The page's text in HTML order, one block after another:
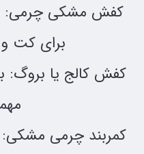
کفش مشکی چرمی:
برای کت
کفش کالج یا بروگ:
کمربند چرمی